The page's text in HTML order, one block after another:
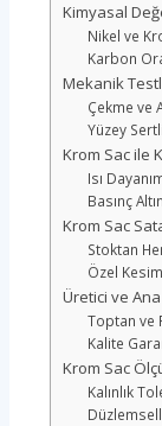
Kimyasal
Nikel ve
Karbon
Mekanik
Çekme ve
Yüzey
Krom Sac ile
Isı
Basınç
Krom Sac
Stoktan
Özel
Üretici ve Ana
Toptan ve
Kalite
Krom Sac
Kalınlık